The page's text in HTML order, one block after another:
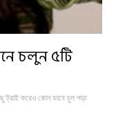
চলুন ৫টি
করেও কোন ভাবে চুল পড়া